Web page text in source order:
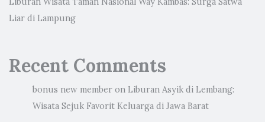
Liar di Lampung
Recent Comments
bonus new member on Liburan Asyik di Lembang:
Wisata Sejuk Favorit Keluarga di Jawa Barat